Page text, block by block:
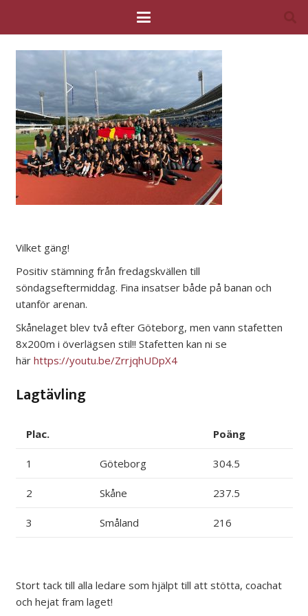
Vilket gäng!
Positiv stämning från fredagskvällen till
söndagseftermiddag. Fina insatser både på banan och
utanför arenan.
Skånelaget blev två efter Göteborg, men vann stafetten
8x200m i överlägsen stil!! Stafetten kan ni se
här https://youtu.be/ZrrjqhUDpX4
Lagtävling
Plac. Poäng
1 Göteborg 304.5
2 Skåne 237.5
3 Småland 216
Stort tack till alla ledare som hjälpt till att stötta, coachat
och hejat fram laget!